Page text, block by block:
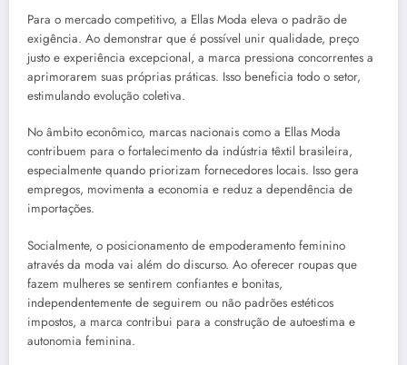
Para o mercado competitivo, a Ellas Moda eleva o padrão de
exigência. Ao demonstrar que é possível unir qualidade, preço
justo e experiência excepcional, a marca pressiona concorrentes a
aprimorarem suas próprias práticas. Isso beneficia todo o setor,
estimulando evolução coletiva.
No âmbito econômico, marcas nacionais como a Ellas Moda
contribuem para o fortalecimento da indústria têxtil brasileira,
especialmente quando priorizam fornecedores locais. Isso gera
empregos, movimenta a economia e reduz a dependência de
importações.
Socialmente, o posicionamento de empoderamento feminino
através da moda vai além do discurso. Ao oferecer roupas que
fazem mulheres se sentirem confiantes e bonitas,
independentemente de seguirem ou não padrões estéticos
impostos, a marca contribui para a construção de autoestima e
autonomia feminina.